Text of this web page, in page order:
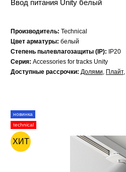
Ввод питания Unity белый
Производитель: Technical
Цвет арматуры: белый
Степень пылевлагозащиты (IP):
IP20
Серия: Accessories for tracks Unity
Доступные рассрочки: Долями, Плайт,
новинка
technical
ХИТ